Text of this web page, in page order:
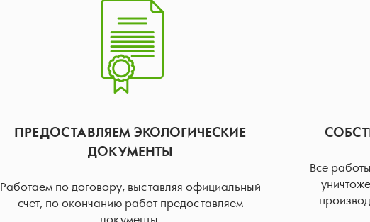
ПРЕДОСТАВЛЯЕМ ЭКОЛОГИЧЕСКИЕ
ДОКУМЕНТЫ
Работаем по договору, выставляя официальный
счет, по окончанию работ предоставляем
Все